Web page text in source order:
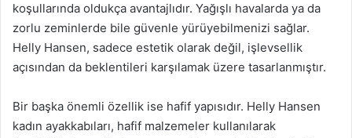
koşullarında oldukça avantajlıdır. Yağışlı havalarda ya da
zorlu zeminlerde bile güvenle yürüyebilmenizi sağlar.
Helly Hansen, sadece estetik olarak değil, işlevsellik
açısından da beklentileri karşılamak üzere tasarlanmıştır.
Bir başka önemli özellik ise hafif yapısıdır. Helly Hansen
kadın ayakkabıları, hafif malzemeler kullanılarak